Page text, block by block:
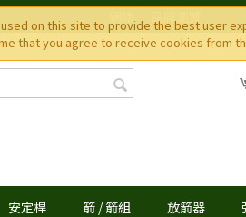
on this site to provide the best user
that you agree to receive cookies from
品牌瀏覽
安定桿 箭 / 箭組 放箭器